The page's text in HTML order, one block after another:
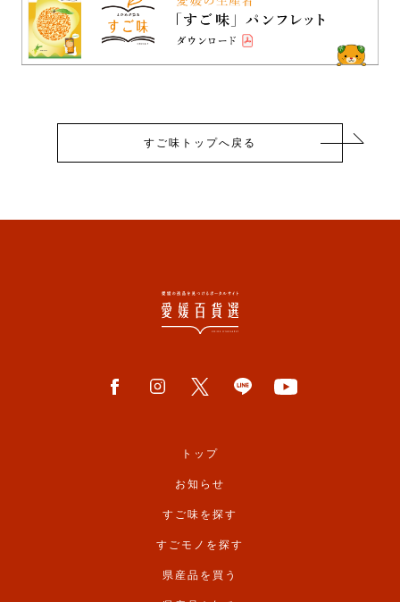
すご味トップへ戻る
トップ
お知らせ
すご味を探す
すごモノを探す
県産品を買う